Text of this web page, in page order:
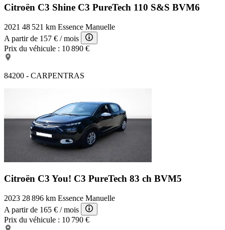
Citroën C3 Shine C3 PureTech 110 S&S BVM6
2021 48 521 km Essence Manuelle
A partir de 157 € / mois
Prix du véhicule : 10 890 €
84200 - CARPENTRAS
Citroën C3 You! C3 PureTech 83 ch BVM5
2023 28 896 km Essence Manuelle
A partir de 165 € / mois
Prix du véhicule : 10 790 €